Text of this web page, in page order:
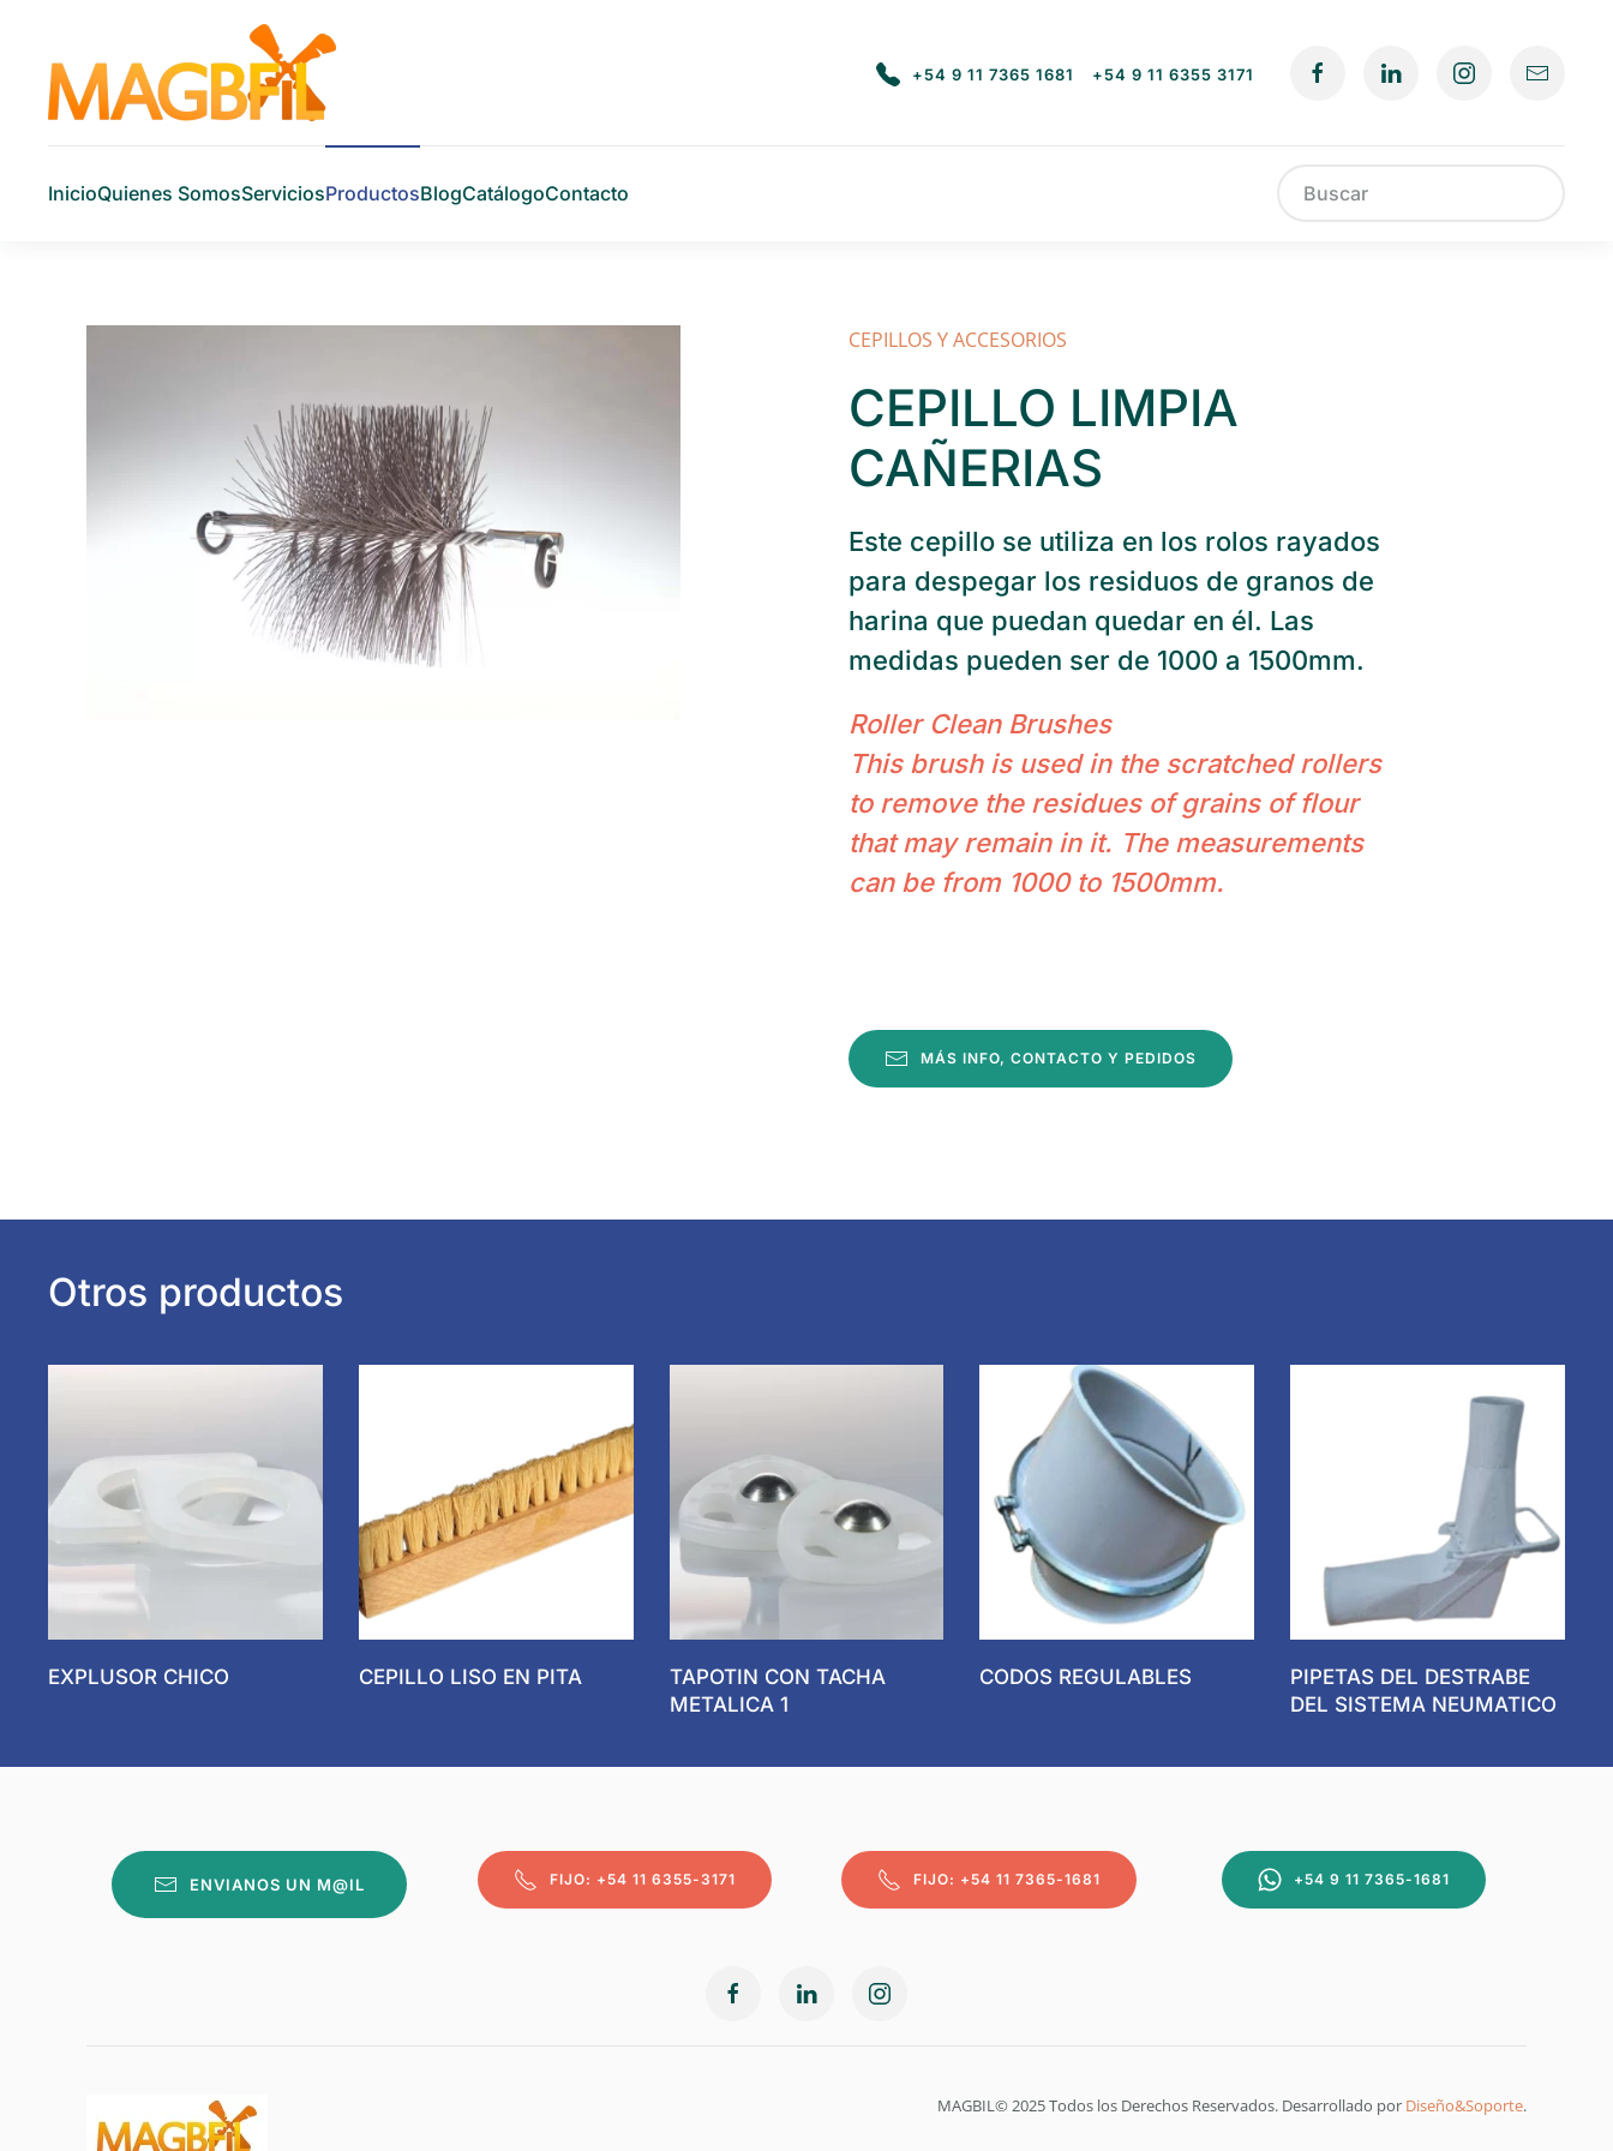
Skip to main content +54 9 11 7365 1681 +54 9 11 6355 3171
InicioQuienes SomosServiciosProductosBlogCatálogoContacto
CEPILLOS Y ACCESORIOS
CEPILLO LIMPIA
CAÑERIAS
Este cepillo se utiliza en los rolos rayados
para despegar los residuos de granos de
harina que puedan quedar en él. Las
medidas pueden ser de 1000 a 1500mm.
Roller Clean Brushes
This brush is used in the scratched rollers
to remove the residues of grains of flour
that may remain in it. The measurements
can be from 1000 to 1500mm.
MÁS INFO, CONTACTO Y PEDIDOS
Otros productos
EXPLUSOR CHICO CEPILLO LISO EN PITA
TAPOTIN CON TACHA
METALICA 1
CODOS REGULABLES
PIPETAS DEL DESTRABE
DEL SISTEMA NEUMATICO
ENVIANOS UN M@IL FIJO: +54 11 6355-3171 FIJO: +54 11 7365-1681 +54 9 11 7365-1681
MAGBIL© 2025 Todos los Derechos Reservados. Desarrollado por Diseño&Soporte.